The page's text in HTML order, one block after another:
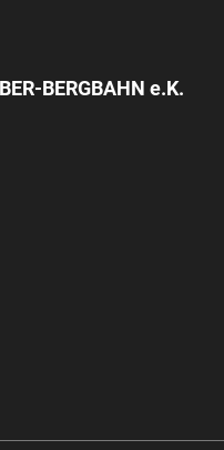
BERGBAHN e.K.